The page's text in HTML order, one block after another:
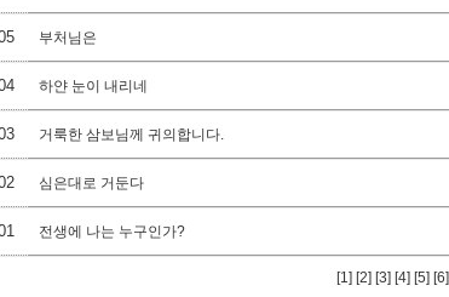
부처님은
하얀 눈이 내리네
거룩한 삼보님께 귀의합니다.
심은대로 거둔다
전생에 나는 누구인가?
[1] [2] [3] [4] [5] [6]